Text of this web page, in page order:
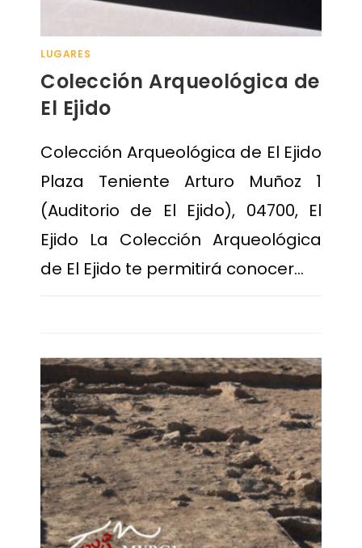
LUGARES
Colección Arqueológica de
El Ejido
Colección Arqueológica de El Ejido
Plaza Teniente Arturo Muñoz 1
(Auditorio de El Ejido), 04700, El
Ejido La Colección Arqueológica
de El Ejido te permitirá conocer…